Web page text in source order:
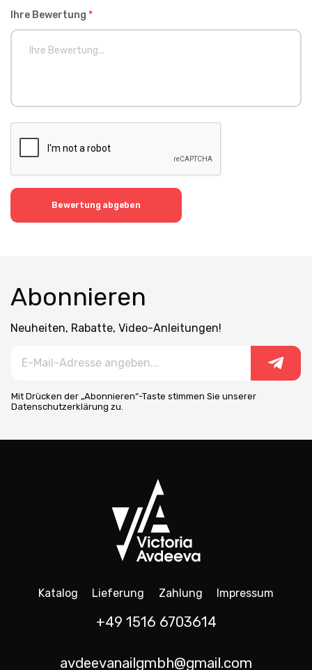
Ihre Bewertung *
Bewertung abgeben
Abonnieren
Neuheiten, Rabatte, Video-Anleitungen!
Mit Drücken der „Abonnieren“-Taste stimmen Sie unserer
Datenschutzerklärung zu.
Katalog Lieferung Zahlung Impressum
+49 1516 6703614
avdeevanailgmbh@gmail.com